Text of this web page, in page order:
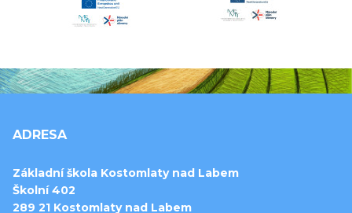
ADRESA
Základní škola Kostomlaty nad Labem
Školní 402
289 21 Kostomlaty nad Labem